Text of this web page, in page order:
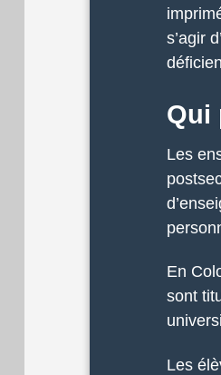
s’agir
Qui
Les
En
sont
Les